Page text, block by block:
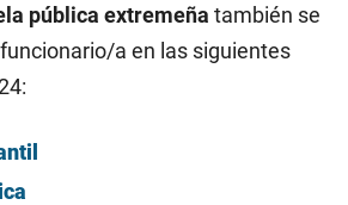
pública extremeña también se
a en las siguientes